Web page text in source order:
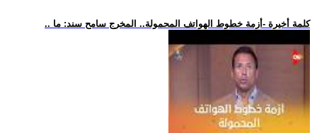
.. كلمة أخيرة -أزمة خطوط الهواتف المحمولة.. المخرج سامح سند: ما